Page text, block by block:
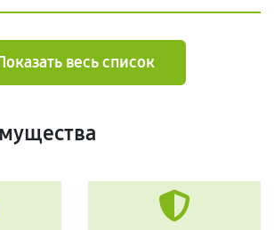
весь список